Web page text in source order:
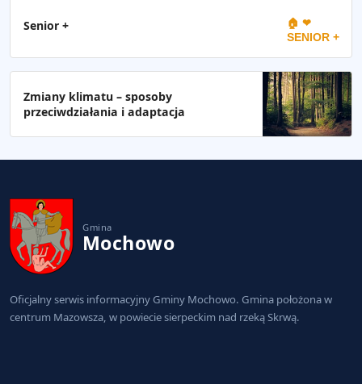
Senior + 🏠 ❤
SENIOR +
Zmiany klimatu – sposoby
przeciwdziałania i adaptacja
Gmina
Mochowo
Oficjalny serwis informacyjny Gminy Mochowo. Gmina położona w
centrum Mazowsza, w powiecie sierpeckim nad rzeką Skrwą.